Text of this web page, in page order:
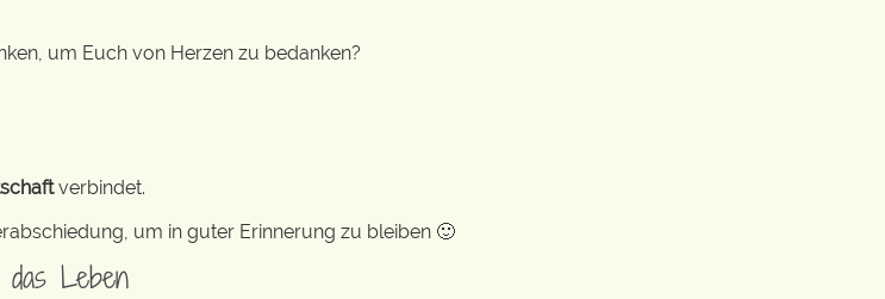
um Euch von Herzen zu bedanken?
verbindet.
um in guter Erinnerung zu bleiben 🙂
das Leben